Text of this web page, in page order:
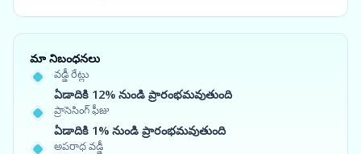
మా నిబంధనలు
వడ్డీ రేట్లు
ఏడాదికి 12% నుండి ప్రారంభమవుతుంది
ప్రాసెసింగ్ ఫీజు
ఏడాదికి 1% నుండి ప్రారంభమవుతుంది
అపరాధ వడ్డీ